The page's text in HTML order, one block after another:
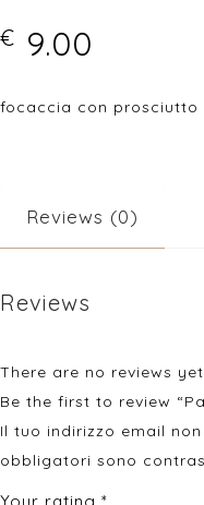
€ 9.00
focaccia con prosciutto
Reviews (0)
Reviews
There are no reviews
Be the first to review
Il tuo indirizzo email
obbligatori sono